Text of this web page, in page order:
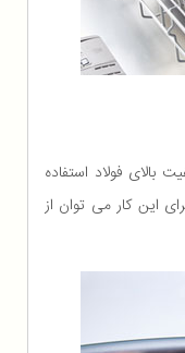
بالای فولاد استفاده
این کار می توان از